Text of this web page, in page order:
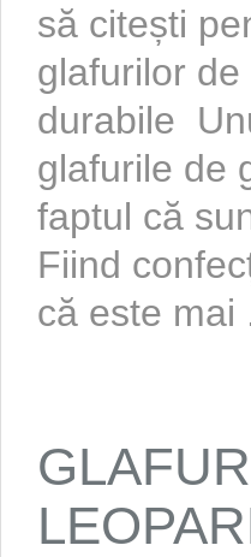
să citești
glafurilor
durabile
glafurile de
faptul că
Fiind
că este mai